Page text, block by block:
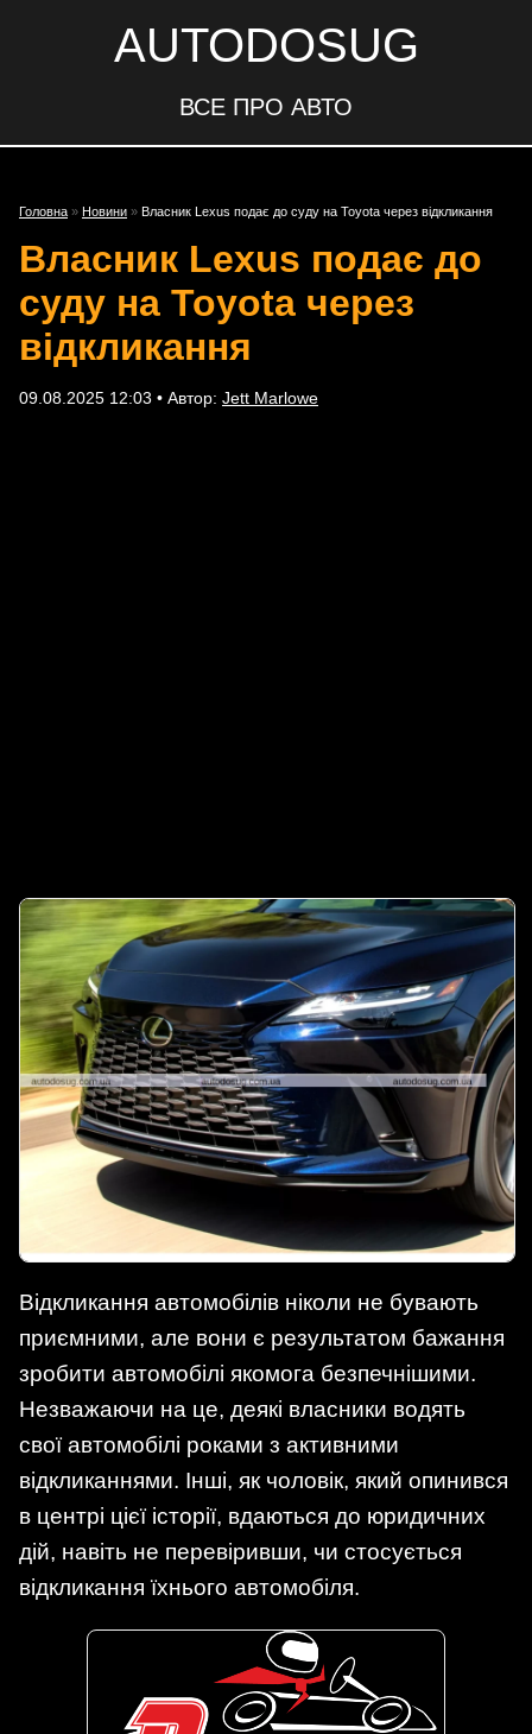
AUTODOSUG
ВСЕ ПРО АВТО
Головна » Новини » Власник Lexus подає до суду на Toyota через відкликання
Власник Lexus подає до
суду на Toyota через
відкликання
09.08.2025 12:03 • Автор: Jett Marlowe
Відкликання автомобілів ніколи не бувають
приємними, але вони є результатом бажання
зробити автомобілі якомога безпечнішими.
Незважаючи на це, деякі власники водять
свої автомобілі роками з активними
відкликаннями. Інші, як чоловік, який опинився
в центрі цієї історії, вдаються до юридичних
дій, навіть не перевіривши, чи стосується
відкликання їхнього автомобіля.